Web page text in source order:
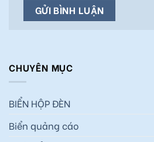
CHUYÊN MỤC
BIỂN HỘP ĐÈN
Biển quảng cáo